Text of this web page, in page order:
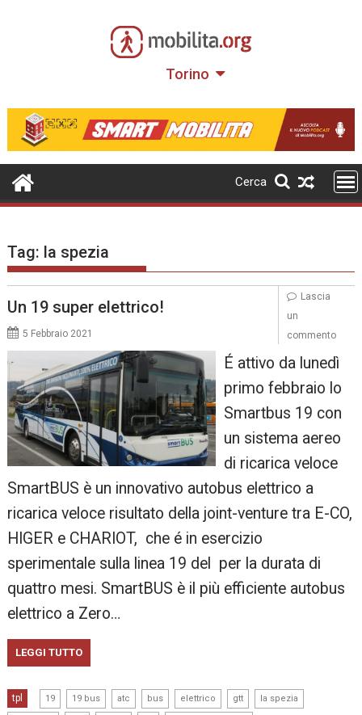
Torino
Cerca
Tag: la spezia
Un 19 super elettrico!
5 Febbraio 2021
É attivo da lunedì
primo febbraio lo
Smartbus 19 con
un sistema aereo
di ricarica veloce
SmartBUS è un innovativo autobus elettrico a
ricarica veloce risultato della joint-venture tra E-CO,
HIGER e CHARIOT, che é in esercizio
sperimentale sulla linea 19 del per la durata di
quattro mesi. SmartBUS è il più efficiente autobus
elettrico a Zero…
LEGGI TUTTO
tpl 19 19 bus atc bus elettrico gtt la spezia
Lascia
un
commento